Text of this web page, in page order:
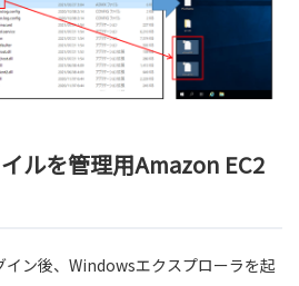
ルを管理用Amazon EC2
ン後、Windowsエクスプローラを起